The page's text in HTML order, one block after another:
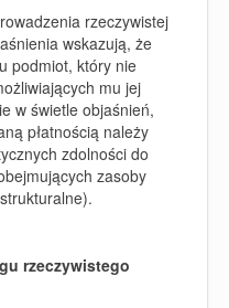
rzeczywistej
wskazują, że
podmiot, który nie
mu jej
w świetle objaśnień,
płatnością należy
zdolności do
zasoby
rzeczywistego